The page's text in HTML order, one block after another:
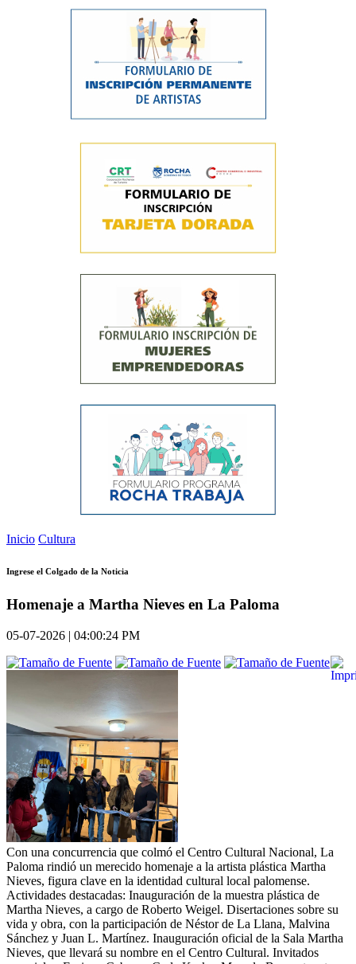
Inicio Cultura
Ingrese el Colgado de la Noticia
Homenaje a Martha Nieves en La Paloma
05-07-2026 | 04:00:24 PM
Con una concurrencia que colmó el Centro Cultural Nacional, La
Paloma rindió un merecido homenaje a la artista plástica Martha
Nieves, figura clave en la identidad cultural local palomense.
Actividades destacadas: Inauguración de la muestra plástica de
Martha Nieves, a cargo de Roberto Weigel. Disertaciones sobre su
vida y obra, con la participación de Néstor de La Llana, Malvina
Sánchez y Juan L. Martínez. Inauguración oficial de la Sala Martha
Nieves, que llevará su nombre en el Centro Cultural. Invitados